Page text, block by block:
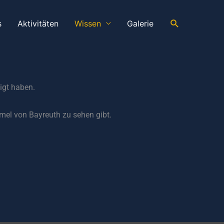
Aktivitäten Wissen Galerie Suchen
haben.
von Bayreuth zu sehen gibt.